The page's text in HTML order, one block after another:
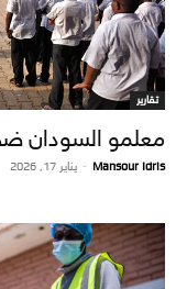
تقارير
معلمو السودان
Mansour Idris
- يناير 17, 2026